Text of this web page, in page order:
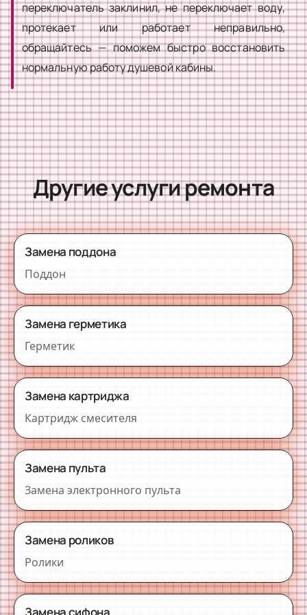
переключатель заклинил, не переключает воду,
протекает или работает неправильно,
обращайтесь — поможем быстро восстановить
нормальную работу душевой кабины.
Другие услуги ремонта
Замена поддона
Поддон
Замена герметика
Герметик
Замена картриджа
Картридж смесителя
Замена пульта
Замена электронного пульта
Замена роликов
Ролики
Замена сифона